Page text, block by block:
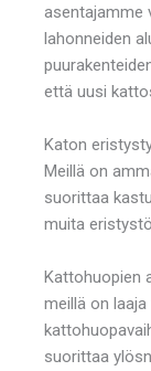
asentajamme
lahonneiden
että uusi
Katon
Meillä on
suorittaa
muita
Kattohuopien
meillä on
suorittaa